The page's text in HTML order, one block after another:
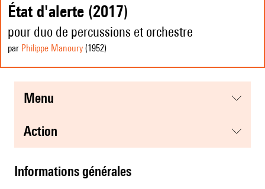
État d'alerte (2017)
pour duo de percussions et orchestre
par Philippe Manoury (1952)
menu
action
informations générales